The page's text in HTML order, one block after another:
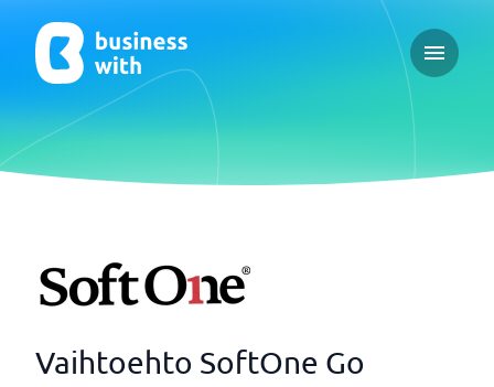
Open
Vaihtoehto SoftOne Go